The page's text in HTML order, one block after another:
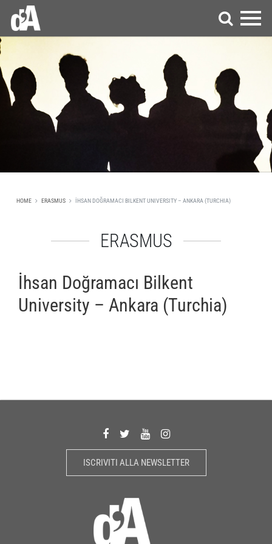
HOME ERASMUS İHSAN DOĞRAMACI BILKENT UNIVERSITY – ANKARA (TURCHIA)
ERASMUS
İhsan Doğramacı Bilkent
University – Ankara (Turchia)
ISCRIVITI ALLA NEWSLETTER